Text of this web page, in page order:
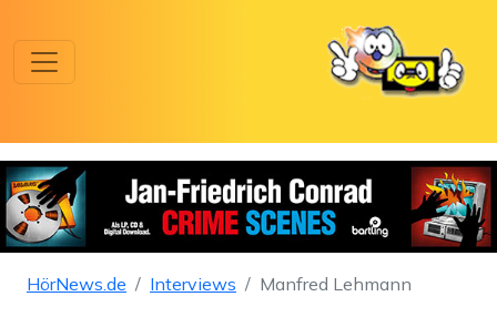
HörNews.de Interviews Manfred Lehmann